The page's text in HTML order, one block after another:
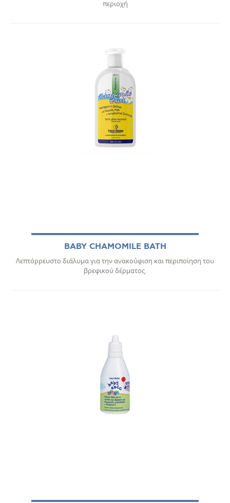
περιοχή
BABY CHAMOMILE BATH
Λεπτόρρευστο διάλυμα για την ανακούφιση και περιποίηση του
βρεφικού δέρματος.